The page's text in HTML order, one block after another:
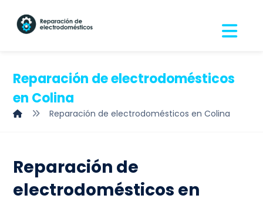
Reparación de electrodomésticos
en Colina
Reparación de electrodomésticos en Colina
Reparación de
electrodomésticos en